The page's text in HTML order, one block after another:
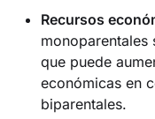
Recursos
monoparentales
que puede
económicas en
biparentales.